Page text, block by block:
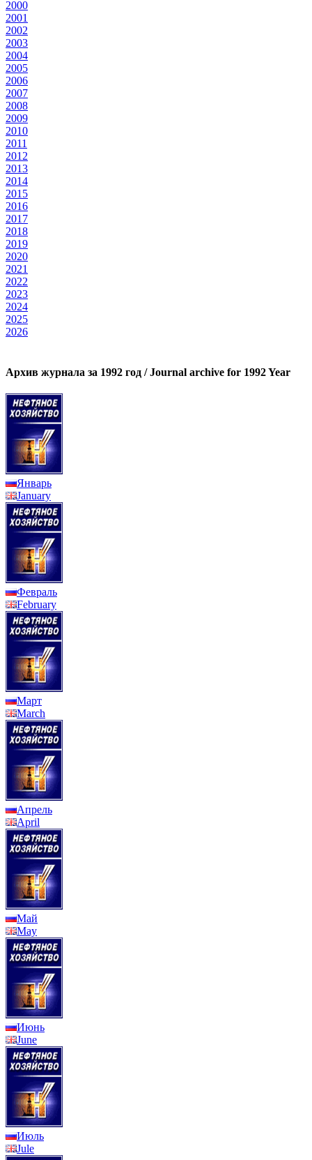
2000
2001
2002
2003
2004
2005
2006
2007
2008
2009
2010
2011
2012
2013
2014
2015
2016
2017
2018
2019
2020
2021
2022
2023
2024
2025
2026
Архив журнала за 1992 год / Journal archive for 1992 Year
Январь
January
Февраль
February
Март
March
Апрель
April
Май
May
Июнь
June
Июль
Jule